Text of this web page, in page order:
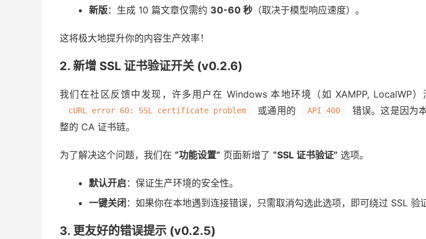
新版：生成 10 篇文章仅需约 30-60 秒 （取决于模型响应速度）。
这将极大地提升你的内容生产效率！
2. 新增 SSL 证书验证开关 (v0.2.6)
我们在社区反馈中发现，许多用户在 Windows 本地环境（如 XAMPP, LocalWP）
cURL error 60: SSL certificate problem 或通用的 API 400
错误。这是因为
整的 CA 证书链。
为了解决这个问题，我们在 “功能设置” 页面新增了 “SSL 证书验证” 选项。
默认开启 ：保证生产环境的安全性。
一键关闭 ：如果你在本地遇到连接错误，只需取消勾选此选项，即可绕过 SSL 验
3. 更友好的错误提示 (v0.2.5)